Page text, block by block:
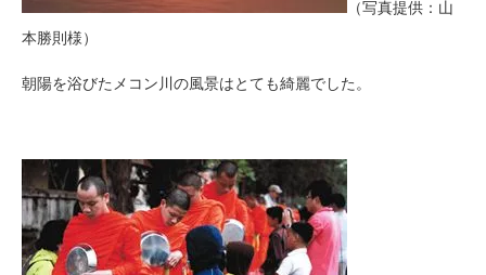
（写真提供：山
本勝則様）
朝陽を浴びたメコン川の風景はとても綺麗でした。